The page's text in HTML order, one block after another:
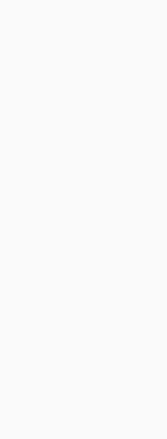
قوی موجود در هتل
به خوبی می توانند
هشت بهشت باغی
راست خیابان چهار